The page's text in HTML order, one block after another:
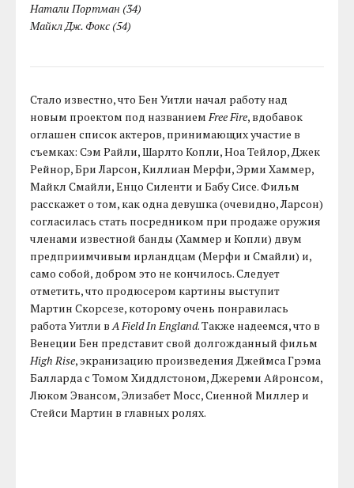
Натали Портман (34)
Майкл Дж. Фокс (54)
Стало известно, что Бен Уитли начал работу над
новым проектом под названиемFree Fire, вдобавок
оглашен список актеров, принимающих участие в
съемках: Сэм Райли, Шарлто Копли, Ноа Тейлор, Джек
Рейнор, Бри Ларсон, Киллиан Мерфи, Эрми Хаммер,
Майкл Смайли, Енцо Силенти и Бабу Сисе. Фильм
расскажет о том, как одна девушка (очевидно, Ларсон)
согласилась стать посредником при продаже оружия
членами известной банды (Хаммер и Копли) двум
предприимчивым ирландцам (Мерфи и Смайли) и,
само собой, добром это не кончилось. Следует
отметить, что продюсером картины выступит
Мартин Скорсезе, которому очень понравилась
работа Уитли вA Field In England. Также надеемся, что в
Венеции Бен представит свой долгожданный фильм
High Rise, экранизацию произведения Джеймса Грэма
Балларда с Томом Хиддлстоном, Джереми Айронсом,
Люком Эвансом, Элизабет Мосс, Сиенной Миллер и
Стейси Мартин в главных ролях.